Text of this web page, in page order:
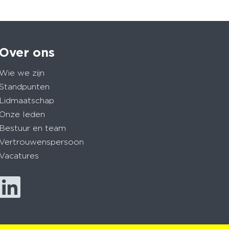
Over ons
Wie we zijn
Standpunten
Lidmaatschap
Onze leden
Bestuur en team
Vertrouwenspersoon
Vacatures